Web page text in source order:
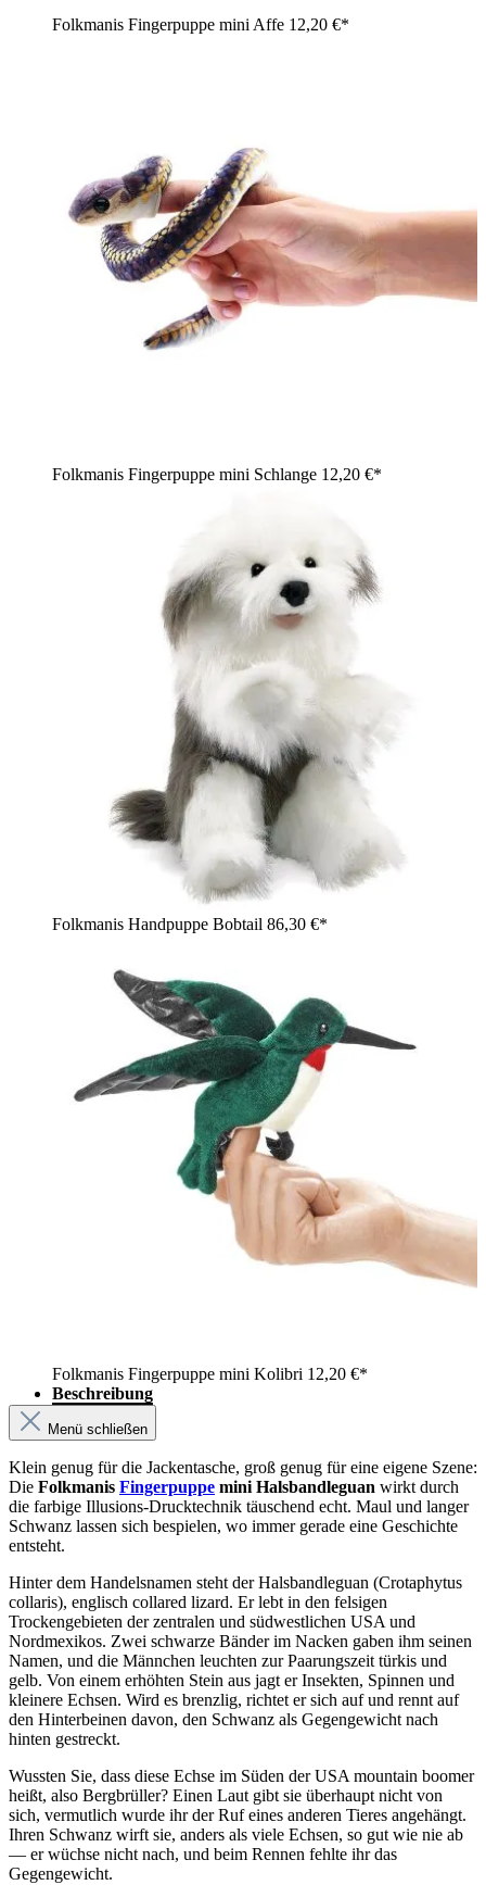
Folkmanis Fingerpuppe mini Affe 12,20 €*
Folkmanis Fingerpuppe mini Schlange 12,20 €*
Folkmanis Handpuppe Bobtail 86,30 €*
Folkmanis Fingerpuppe mini Kolibri 12,20 €*
Beschreibung
Menü schließen
Klein genug für die Jackentasche, groß genug für eine eigene Szene:
Die Folkmanis Fingerpuppe mini Halsbandleguan wirkt durch
die farbige Illusions-Drucktechnik täuschend echt. Maul und langer
Schwanz lassen sich bespielen, wo immer gerade eine Geschichte
entsteht.
Hinter dem Handelsnamen steht der Halsbandleguan (Crotaphytus
collaris), englisch collared lizard. Er lebt in den felsigen
Trockengebieten der zentralen und südwestlichen USA und
Nordmexikos. Zwei schwarze Bänder im Nacken gaben ihm seinen
Namen, und die Männchen leuchten zur Paarungszeit türkis und
gelb. Von einem erhöhten Stein aus jagt er Insekten, Spinnen und
kleinere Echsen. Wird es brenzlig, richtet er sich auf und rennt auf
den Hinterbeinen davon, den Schwanz als Gegengewicht nach
hinten gestreckt.
Wussten Sie, dass diese Echse im Süden der USA mountain boomer
heißt, also Bergbrüller? Einen Laut gibt sie überhaupt nicht von
sich, vermutlich wurde ihr der Ruf eines anderen Tieres angehängt.
Ihren Schwanz wirft sie, anders als viele Echsen, so gut wie nie ab
— er wüchse nicht nach, und beim Rennen fehlte ihr das
Gegengewicht.